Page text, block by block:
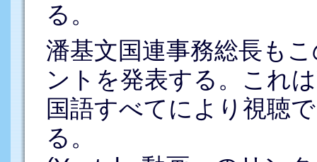
る。
潘基文国連事務総長も
ントを発表する。これ
国語すべてにより視聴
る。